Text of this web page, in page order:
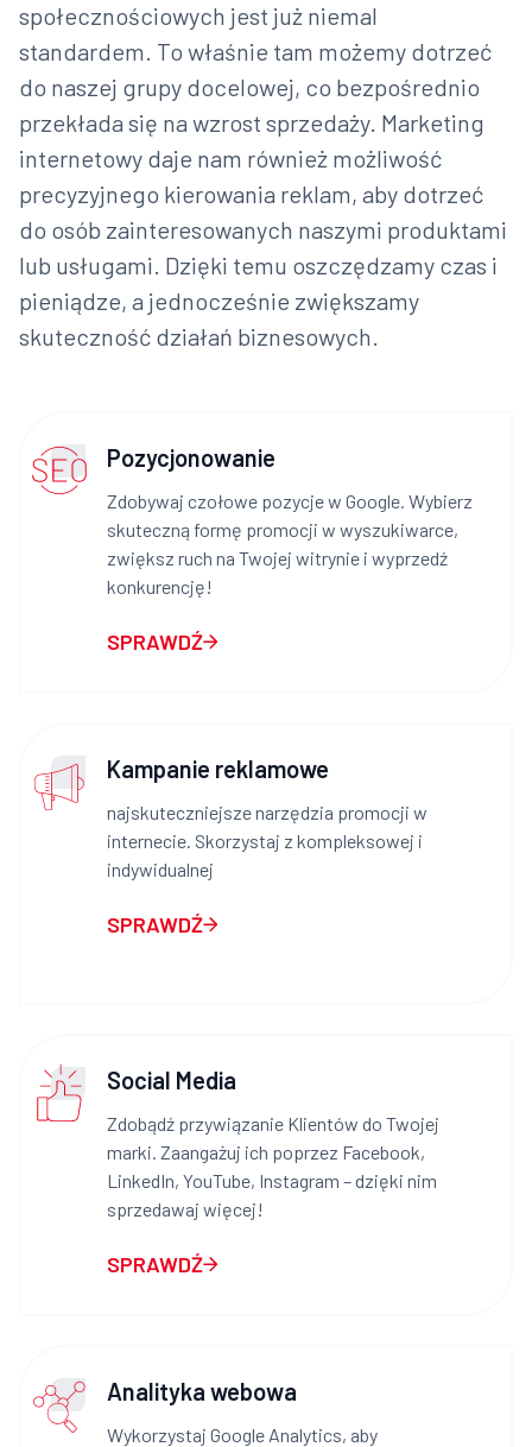
społecznościowych jest już niemal
standardem. To właśnie tam możemy dotrzeć
do naszej grupy docelowej, co bezpośrednio
przekłada się na wzrost sprzedaży. Marketing
internetowy daje nam również możliwość
precyzyjnego kierowania reklam, aby dotrzeć
do osób zainteresowanych naszymi produktami
lub usługami. Dzięki temu oszczędzamy czas i
pieniądze, a jednocześnie zwiększamy
skuteczność działań biznesowych.
Pozycjonowanie
Zdobywaj czołowe pozycje w Google. Wybierz
skuteczną formę promocji w wyszukiwarce,
zwiększ ruch na Twojej witrynie i wyprzedź
konkurencję!
SPRAWDŹ
Kampanie reklamowe
najskuteczniejsze narzędzia promocji w
internecie. Skorzystaj z kompleksowej i
indywidualnej
SPRAWDŹ
Social Media
Zdobądź przywiązanie Klientów do Twojej
marki. Zaangażuj ich poprzez Facebook,
LinkedIn, YouTube, Instagram – dzięki nim
sprzedawaj więcej!
SPRAWDŹ
Analityka webowa
Wykorzystaj Google Analytics, aby